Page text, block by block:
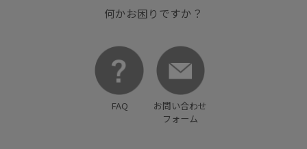
何かお困りですか？
FAQ
お問い合わせ
フォーム